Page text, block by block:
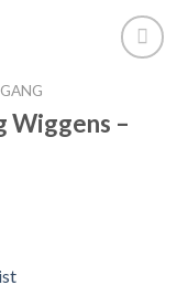
wishlist
Wiggens –